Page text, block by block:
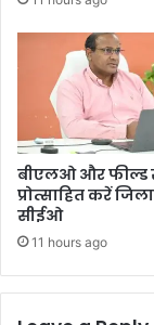
बीएलओ और फील्ड
प्रोत्साहित करें
सीईओ
11 hours ago